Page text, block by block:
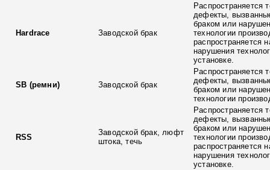
Hardrace Заводской брак
Распространяется
дефекты,
браком или
технологии
распространяется
нарушения
установке.
SB (ремни) Заводской брак
Распространяется
дефекты,
браком или
технологии
RSS
Заводской брак, люфт
штока, течь
Распространяется
дефекты,
браком или
технологии
распространяется
нарушения
установке.